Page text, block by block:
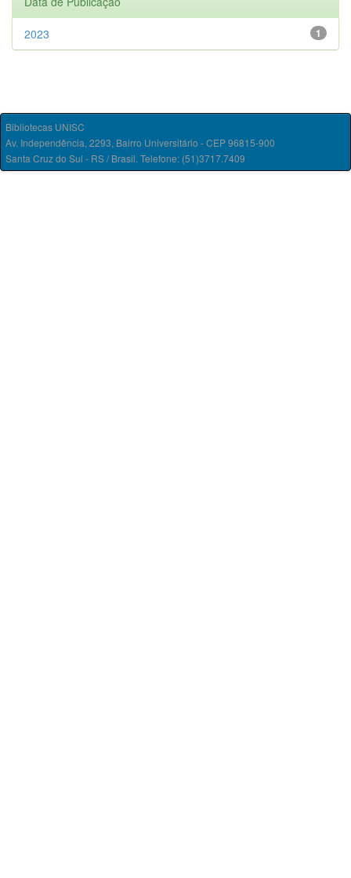
1
2023
Bibliotecas UNISC
Av. Independência, 2293, Bairro Universitário - CEP 96815-900
Santa Cruz do Sul - RS / Brasil. Telefone: (51)3717.7409